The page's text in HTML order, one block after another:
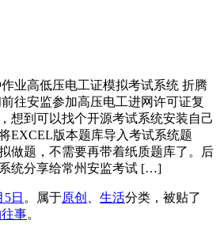
业高低压电工证模拟考试系统 折腾
往安监参加高压电工进网许可证复
想到可以找个开源考试系统安装自己
EXCEL版本题库导入考试系统题
做题，不需要再带着纸质题库了。后
统分享给常州安监考试 […]
5日 。属于原创 生活分类，被贴了
事。